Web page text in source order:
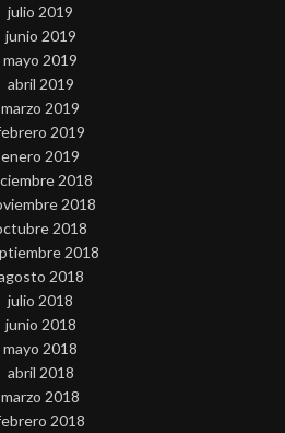
julio 2019
junio 2019
mayo 2019
abril 2019
marzo 2019
2019
enero 2019
2018
2018
2018
2018
2018
julio 2018
junio 2018
mayo 2018
abril 2018
marzo 2018
2018